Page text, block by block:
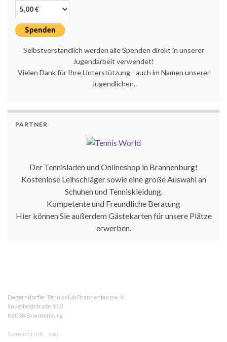
Selbstverständlich werden alle Spenden direkt in unserer
Jugendarbeit verwendet!
Vielen Dank für Ihre Unterstützung - auch im Namen unserer
Jugendlichen.
PARTNER
Der Tennisladen und Onlineshop in Brannenburg!
Kostenlose Leihschläger sowie eine große Auswahl an
Schuhen und Tenniskleidung.
Kompetente und Freundliche Beratung
Hier können Sie außerdem Gästekarten für unsere Plätze
erwerben.
Degerndorfer Tennisclub Brannenburg e. V.
Sudelfeldstraße 110
83098 Brannenburg
Gemacht mit
von